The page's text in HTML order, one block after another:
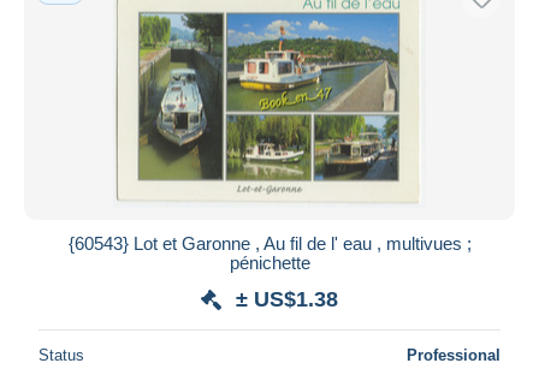
{60543} Lot et Garonne , Au fil de l' eau , multivues ;
pénichette
± US$1.38
Status Professional